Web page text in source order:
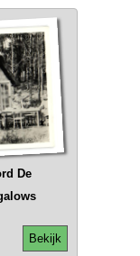
De
Bekijk